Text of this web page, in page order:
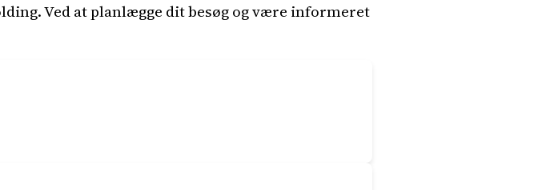
Ved at planlægge dit besøg og være informeret